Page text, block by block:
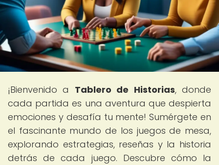
¡Bienvenido a Tablero de Historias, donde
cada partida es una aventura que despierta
emociones y desafía tu mente! Sumérgete en
el fascinante mundo de los juegos de mesa,
explorando estrategias, reseñas y la historia
detrás de cada juego. Descubre cómo la